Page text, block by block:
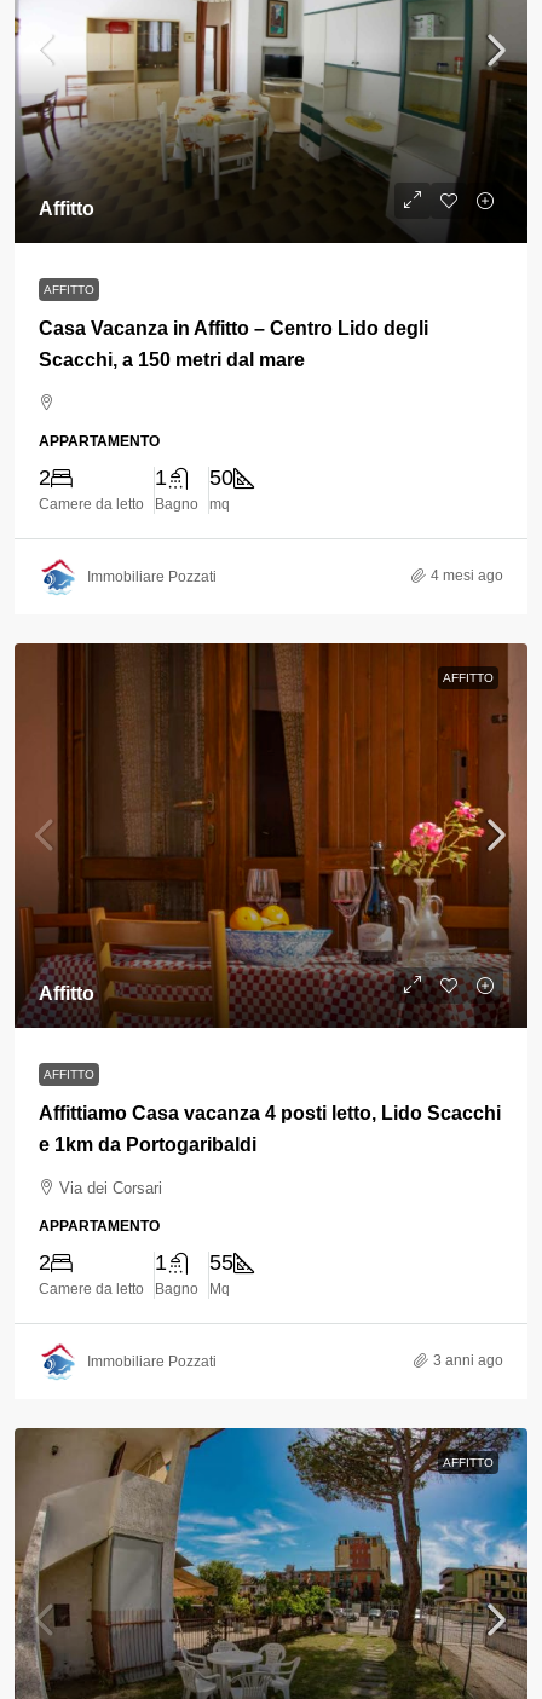
Affitto
AFFITTO
Casa Vacanza in Affitto – Centro Lido degli
Scacchi, a 150 metri dal mare
APPARTAMENTO
2
Camere da letto
1
Bagno
50
mq
Immobiliare Pozzati 4 mesi ago
AFFITTO
Affitto
AFFITTO
Affittiamo Casa vacanza 4 posti letto, Lido Scacchi
e 1km da Portogaribaldi
Via dei Corsari
APPARTAMENTO
2
Camere da letto
1
Bagno
55
Mq
Immobiliare Pozzati 3 anni ago
AFFITTO